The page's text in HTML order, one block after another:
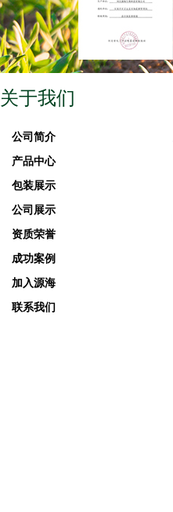
关于我们
公司简介
产品中心
包装展示
公司展示
资质荣誉
成功案例
加入源海
联系我们